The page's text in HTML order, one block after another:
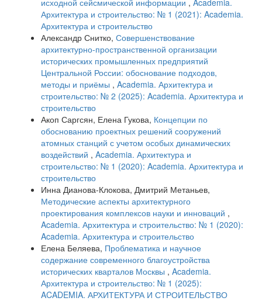
исходной сейсмической информации , Academia.
Архитектура и строительство: № 1 (2021): Academia.
Архитектура и строительство
Александр Снитко, Совершенствование
архитектурно-пространственной организации
исторических промышленных предприятий
Центральной России: обоснование подходов,
методы и приёмы , Academia. Архитектура и
строительство: № 2 (2025): Academia. Архитектура и
строительство
Акоп Саргсян, Елена Гукова, Концепции по
обоснованию проектных решений сооружений
атомных станций с учетом особых динамических
воздействий , Academia. Архитектура и
строительство: № 1 (2020): Academia. Архитектура и
строительство
Инна Дианова-Клокова, Дмитрий Метаньев,
Методические аспекты архитектурного
проектирования комплексов науки и инноваций ,
Academia. Архитектура и строительство: № 1 (2020):
Academia. Архитектура и строительство
Елена Беляева, Проблематика и научное
содержание современного благоустройства
исторических кварталов Москвы , Academia.
Архитектура и строительство: № 1 (2025):
ACADEMIA. АРХИТЕКТУРА И СТРОИТЕЛЬСТВО